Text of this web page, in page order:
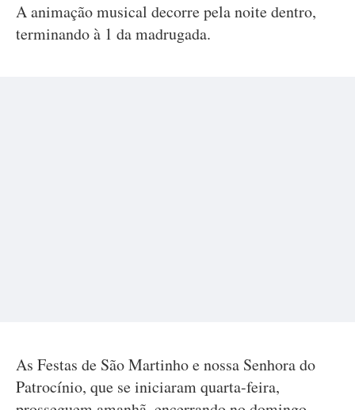
A animação musical decorre pela noite dentro,
terminando à 1 da madrugada.
As Festas de São Martinho e nossa Senhora do
Patrocínio, que se iniciaram quarta-feira,